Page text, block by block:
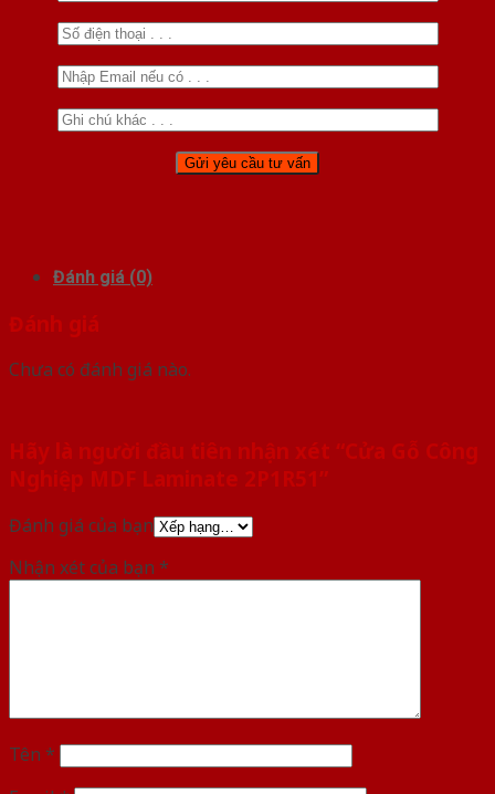
Đánh giá (0)
Đánh giá
Chưa có đánh giá nào.
Hãy là người đầu tiên nhận xét “Cửa Gỗ Công
Nghiệp MDF Laminate 2P1R51”
Đánh giá của bạn
Nhận xét của bạn *
Tên *